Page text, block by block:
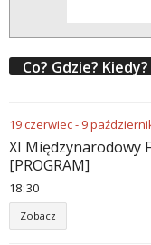
Co? Gdzie? Kiedy?
19czerwiec- 9
XI Międzynarodowy
[PROGRAM]
18:30
Zobacz